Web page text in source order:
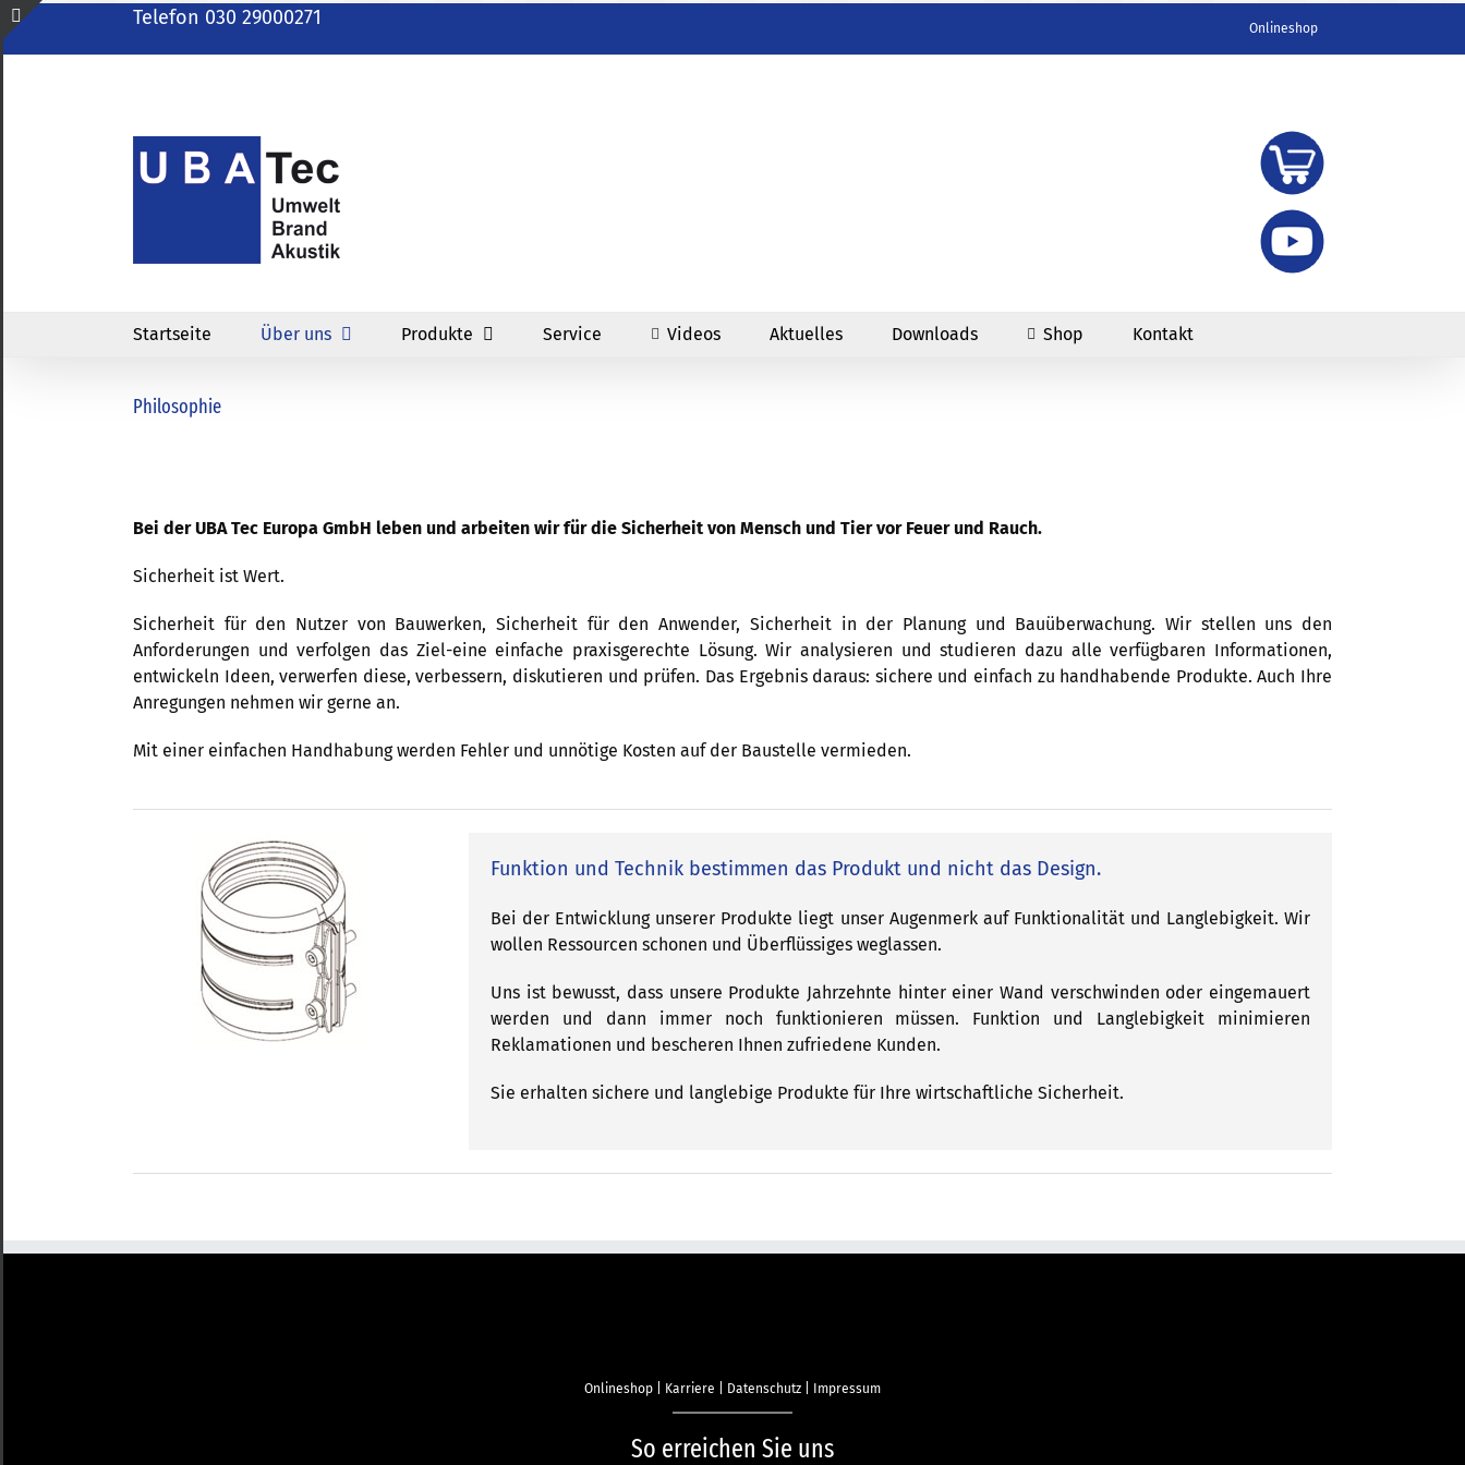
Zum
Inhalt
Telefon 030 29000271 Onlineshop
Startseite Über uns Produkte Service Videos Aktuelles Downloads Shop Kontakt
Philosophie
Bei der UBA Tec Europa GmbH leben und arbeiten wir für die Sicherheit von Mensch und Tier vor Feuer und Rauch.
Sicherheit ist Wert.
Sicherheit für den Nutzer von Bauwerken, Sicherheit für den Anwender, Sicherheit in der Planung und Bauüberwachung. Wir stellen uns den
Anforderungen und verfolgen das Ziel-eine einfache praxisgerechte Lösung. Wir analysieren und studieren dazu alle verfügbaren Informationen,
entwickeln Ideen, verwerfen diese, verbessern, diskutieren und prüfen. Das Ergebnis daraus: sichere und einfach zu handhabende Produkte. Auch Ihre
Anregungen nehmen wir gerne an.
Mit einer einfachen Handhabung werden Fehler und unnötige Kosten auf der Baustelle vermieden.
Funktion und Technik bestimmen das Produkt und nicht das Design.
Bei der Entwicklung unserer Produkte liegt unser Augenmerk auf Funktionalität und Langlebigkeit. Wir
wollen Ressourcen schonen und Überflüssiges weglassen.
Uns ist bewusst, dass unsere Produkte Jahrzehnte hinter einer Wand verschwinden oder eingemauert
werden und dann immer noch funktionieren müssen. Funktion und Langlebigkeit minimieren
Reklamationen und bescheren Ihnen zufriedene Kunden.
Sie erhalten sichere und langlebige Produkte für Ihre wirtschaftliche Sicherheit.
Onlineshop Karriere Datenschutz Impressum
So erreichen Sie uns
Toggle